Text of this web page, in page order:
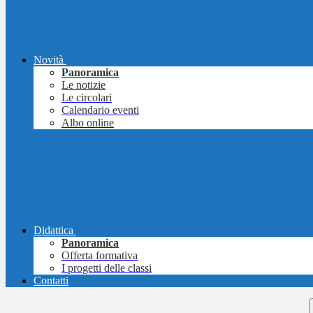
Novità
Panoramica
Le notizie
Le circolari
Calendario eventi
Albo online
Didattica
Panoramica
Offerta formativa
I progetti delle classi
Contatti